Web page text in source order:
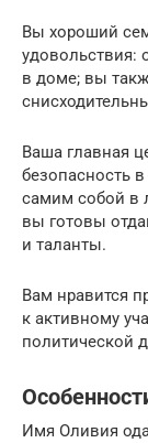
Вы хороший
удовольствия:
в доме; вы
Ваша главная
безопасность
самим собой в
вы готовы
и таланты.
Вам нравится
к активному
политической
Имя Оливия